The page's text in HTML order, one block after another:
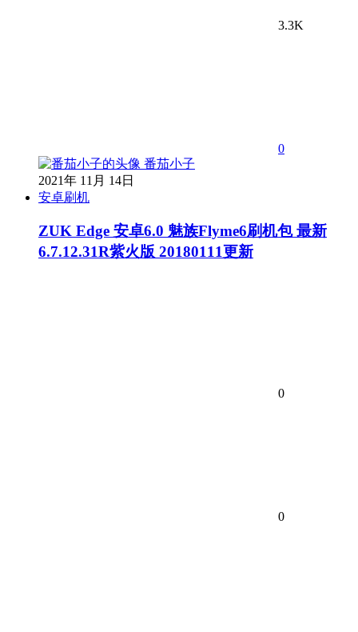
3.3K
0
番茄小子
2021年 11月 14日
安卓刷机
ZUK Edge 安卓6.0 魅族Flyme6刷机包 最新
6.7.12.31R紫火版 20180111更新
0
0